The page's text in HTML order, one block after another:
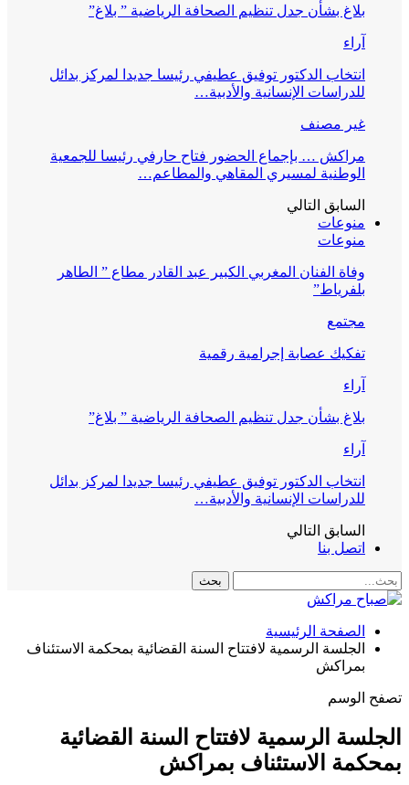
بلاغ بشأن جدل تنظيم الصحافة الرياضية ” بلاغ”
آراء
انتخاب الدكتور توفيق عطيفي رئيسا جديدا لمركز بدائل
للدراسات الإنسانية والأدبية…
غير مصنف
مراكش … بإجماع الحضور فتاح حارفي رئيسا للجمعية
الوطنية لمسيري المقاهي والمطاعم…
السابق التالي
منوعات
منوعات
وفاة الفنان المغربي الكبير عبد القادر مطاع ” الطاهر
بلفرياط”
مجتمع
تفكيك عصابة إجرامية رقمية
آراء
بلاغ بشأن جدل تنظيم الصحافة الرياضية ” بلاغ”
آراء
انتخاب الدكتور توفيق عطيفي رئيسا جديدا لمركز بدائل
للدراسات الإنسانية والأدبية…
السابق التالي
اتصل بنا
الصفحة الرئيسية
الجلسة الرسمية لافتتاح السنة القضائية بمحكمة الاستئناف
بمراكش
تصفح الوسم
الجلسة الرسمية لافتتاح السنة القضائية
بمحكمة الاستئناف بمراكش